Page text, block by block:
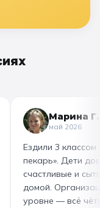
Марина Г.
май 2026
Ездили 3 классом
пекарь». Дети
счастливые и
домой.
уровне — всё